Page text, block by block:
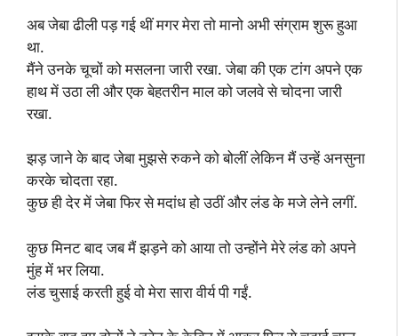
अब जेबा ढीली पड़ गई थीं मगर मेरा तो मानो अभी संग्राम शुरू हुआ
था.
मैंने उनके चूचों को मसलना जारी रखा. जेबा की एक टांग अपने एक
हाथ में उठा ली और एक बेहतरीन माल को जलवे से चोदना जारी
रखा.
झड़ जाने के बाद जेबा मुझसे रुकने को बोलीं लेकिन मैं उन्हें अनसुना
करके चोदता रहा.
कुछ ही देर में जेबा फिर से मदांध हो उठीं और लंड के मजे लेने लगीं.
कुछ मिनट बाद जब मैं झड़ने को आया तो उन्होंने मेरे लंड को अपने
मुंह में भर लिया.
लंड चुसाई करती हुई वो मेरा सारा वीर्य पी गईं.